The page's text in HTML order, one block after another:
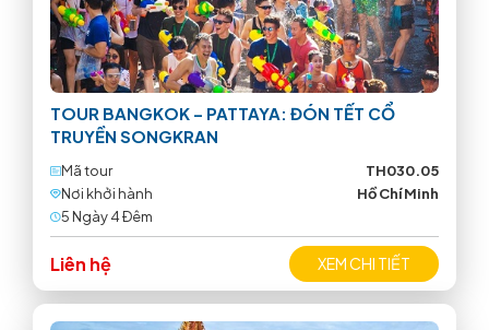
TOUR BANGKOK – PATTAYA: ĐÓN TẾT CỔ
TRUYỀN SONGKRAN
Mã tour
TH030.05
Nơi khởi hành
Hồ Chí Minh
5 Ngày 4 Ðêm
Liên hệ XEM CHI TIẾT